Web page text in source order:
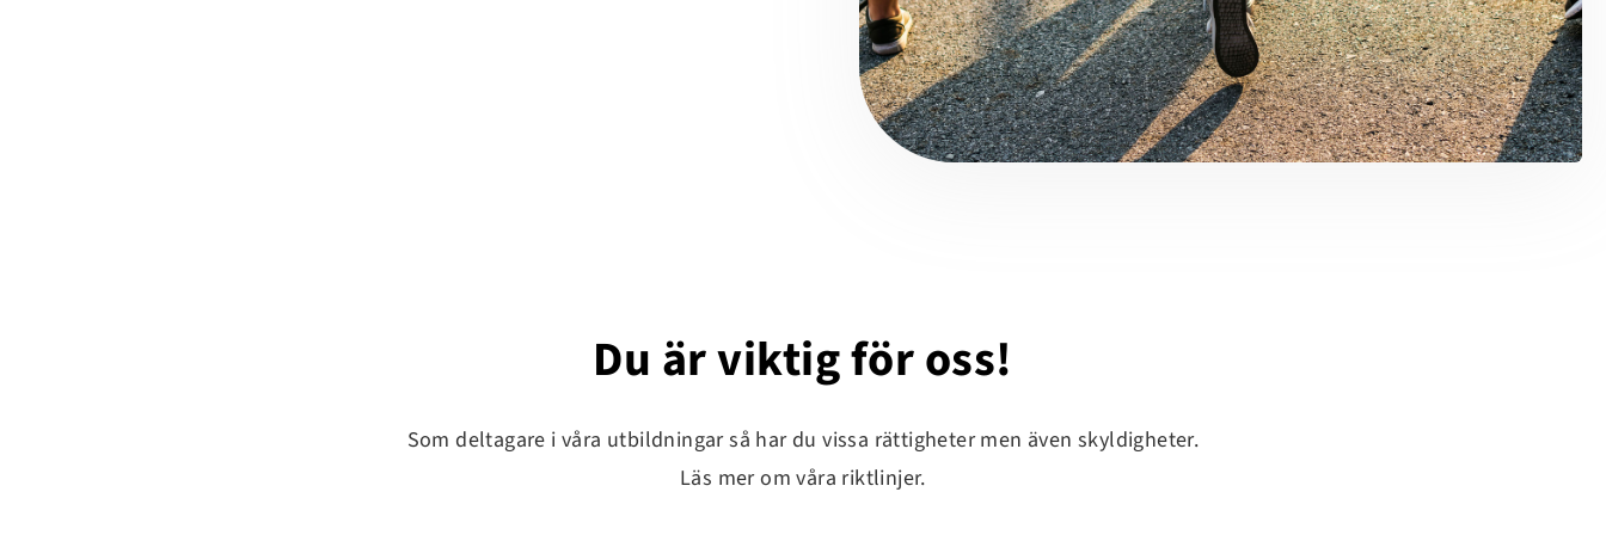
Du är viktig för oss!
Som deltagare i våra utbildningar så har du vissa rättigheter men även skyldigheter.
Läs mer om våra riktlinjer.